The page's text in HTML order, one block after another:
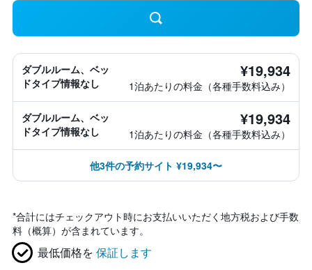
ダブルルーム、ベッ
ドタイプ情報なし
¥19,934
1泊あたりの料金（各種手数料込み）
ダブルルーム、ベッ
ドタイプ情報なし
¥19,934
1泊あたりの料金（各種手数料込み）
他3件の予約サイト ¥19,934〜
*合計にはチェックアウト時にお支払いいただく地方税および手数
料（概算）が含まれています。
最低価格を 保証します